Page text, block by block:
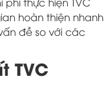
hoàn thiện nhanh
đề so với các
TVC